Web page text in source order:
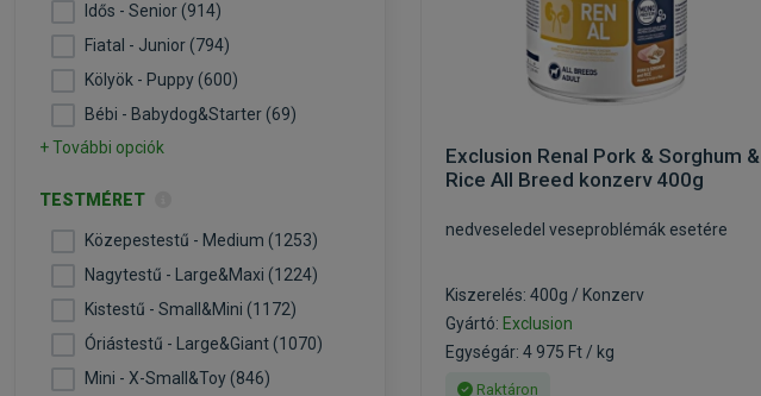
Exclusion Renal Pork & Sorghum &
Rice All Breed konzerv 400g
nedveseledel veseproblémák esetére
Kiszerelés: 400g / Konzerv
Gyártó: Exclusion
Egységár: 4 975 Ft / kg
Raktáron
Idős - Senior (914)
Fiatal - Junior (794)
Kölyök - Puppy (600)
Bébi - Babydog&Starter (69)
+ További opciók
TESTMÉRET
Közepestestű - Medium (1253)
Nagytestű - Large&Maxi (1224)
Kistestű - Small&Mini (1172)
Óriástestű - Large&Giant (1070)
Mini - X-Small&Toy (846)